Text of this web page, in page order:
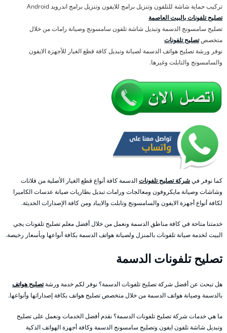
تركيب حماية شاشة للتلفون وتنزيل برامج للايفون وتنزيل برامج اندرويد Android
تصليح تلفونات بالبيت العاصمة
تصليح سامسونج الدسمة وتبديل شاشة تلفون سامسونج وصيانة رامات من خلال
متخصصتصليح تلفونات
نوفر ورشة تصليح هواتف الدسمة لصيانة وتبديل كافة قطع الغيار للأجهزة الايفون
والسامسونج والتابلت وغيرها.
كما نوفر فيشركة تصليح تلفوناتالدسمة كافة أنواع قطع الغيار الأصلية من فلاتات
وشاشات وصيانة مايكروفون ومعالجات ورامات تبديل بطاريات صيانة عدسات الكاميرا
لكافة أنواع أجهزة الايفون والسامسونج وتابلت والايباد ومن كافة الإصدارات الحديثة.
خدمتنا متاحة في كافة مناطق الدسمة ونعمل من خلال أفضل معلم تصليح تلفونات يجي
البيت لخدمة صيانة تلفونات بالمنزل ولصيانة هواتف الدسمة بكافة أنواعها وبأسعار رخيصة.
تصليح تلفونات الدسمة
هل تبحث عن أفضل شركة تصليح تلفونات الدسمة؟ نوفر لكم خدمة ورشةتصليح هواتف
بالدسمة وصيانة هواتف الدسمة من خلال متخصص تصليح هواتف بكافة إصداراتها وأنواعها.
ما هي خدمات شركة تصليح تلفونات الدسمة؟ نقدم أفضل الخدمات ونعمل على تصليح
وتبديل شاشة تلفون ايفون وتصليح سامسونج الدسمة وكافة أجهزة الهواتف الذكية